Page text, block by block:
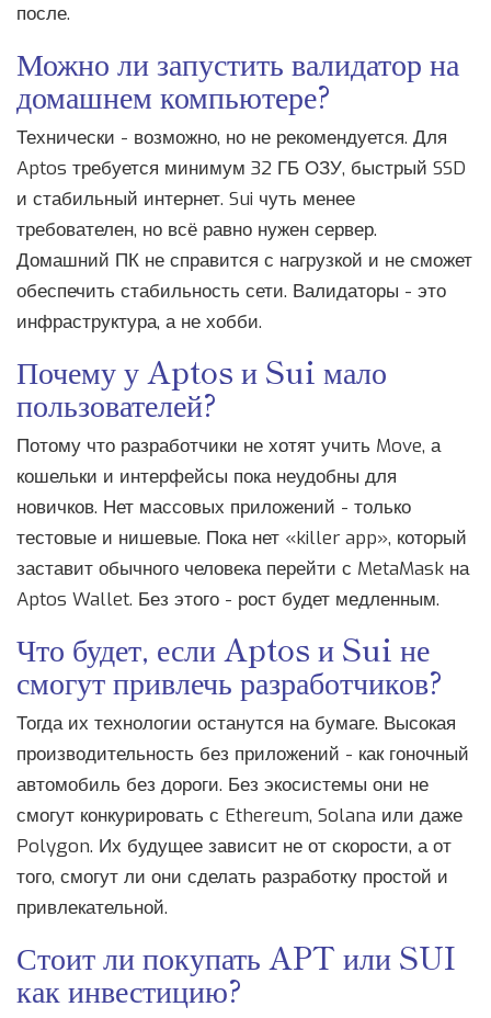
после.
Можно ли запустить валидатор на
домашнем компьютере?
Технически - возможно, но не рекомендуется. Для
Aptos требуется минимум 32 ГБ ОЗУ, быстрый SSD
и стабильный интернет. Sui чуть менее
требователен, но всё равно нужен сервер.
Домашний ПК не справится с нагрузкой и не сможет
обеспечить стабильность сети. Валидаторы - это
инфраструктура, а не хобби.
Почему у Aptos и Sui мало
пользователей?
Потому что разработчики не хотят учить Move, а
кошельки и интерфейсы пока неудобны для
новичков. Нет массовых приложений - только
тестовые и нишевые. Пока нет «killer app», который
заставит обычного человека перейти с MetaMask на
Aptos Wallet. Без этого - рост будет медленным.
Что будет, если Aptos и Sui не
смогут привлечь разработчиков?
Тогда их технологии останутся на бумаге. Высокая
производительность без приложений - как гоночный
автомобиль без дороги. Без экосистемы они не
смогут конкурировать с Ethereum, Solana или даже
Polygon. Их будущее зависит не от скорости, а от
того, смогут ли они сделать разработку простой и
привлекательной.
Стоит ли покупать APT или SUI
как инвестицию?